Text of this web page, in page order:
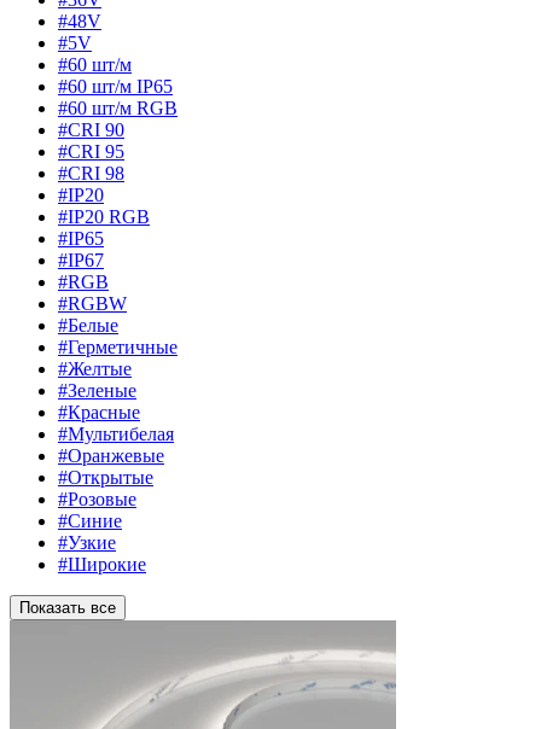
#48V
#5V
#60 шт/м
#60 шт/м IP65
#60 шт/м RGB
#CRI 90
#CRI 95
#CRI 98
#IP20
#IP20 RGB
#IP65
#IP67
#RGB
#RGBW
#Белые
#Герметичные
#Желтые
#Зеленые
#Красные
#Мультибелая
#Оранжевые
#Открытые
#Розовые
#Синие
#Узкие
#Широкие
Показать все